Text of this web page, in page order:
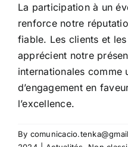
La participation à un
renforce notre
fiable. Les clients et
apprécient notre
internationales comme
d’engagement en
l’excellence.
By